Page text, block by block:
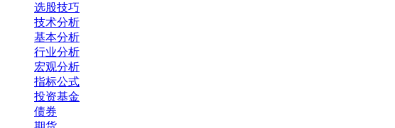
选股技巧
技术分析
基本分析
行业分析
宏观分析
指标公式
投资基金
债券